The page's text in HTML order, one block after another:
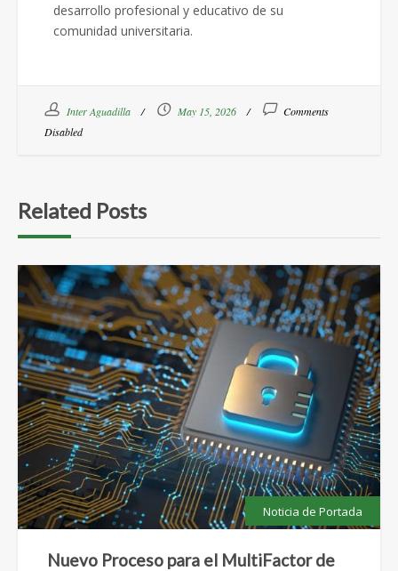
desarrollo profesional y educativo de su
comunidad universitaria.
Inter Aguadilla May 15, 2026
Comments
Disabled
Related Posts
Noticia de Portada
Nuevo Proceso para el MultiFactor de